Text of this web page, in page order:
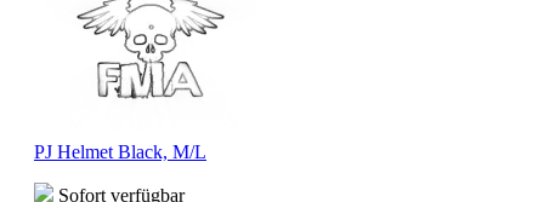
PJ Helmet Black, M/L
Sofort verfügbar